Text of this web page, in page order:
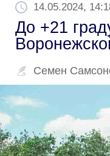
14.05.2024,
До +21
Семен